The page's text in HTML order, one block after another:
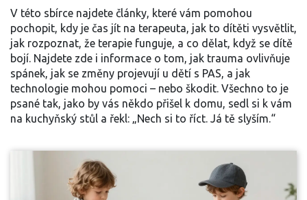
V této sbírce najdete články, které vám pomohou
pochopit, kdy je čas jít na terapeuta, jak to dítěti vysvětlit,
jak rozpoznat, že terapie funguje, a co dělat, když se dítě
bojí. Najdete zde i informace o tom, jak trauma ovlivňuje
spánek, jak se změny projevují u dětí s PAS, a jak
technologie mohou pomoci – nebo škodit. Všechno to je
psané tak, jako by vás někdo přišel k domu, sedl si k vám
na kuchyňský stůl a řekl: „Nech si to říct. Já tě slyším.“